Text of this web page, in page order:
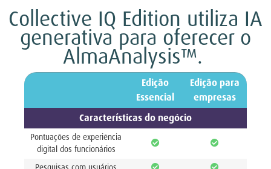
Collective IQ Edition utiliza IA
generativa para oferecer o
AlmaAnalysis™.
Edição
Essencial
Edição para
empresas
Características do negócio
Pontuações de experiência
digital dos funcionários